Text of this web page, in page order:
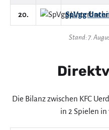
20. SpVgg
Stand: 7.
Die Bilanz zwischen KFC
in 2 Spielen in